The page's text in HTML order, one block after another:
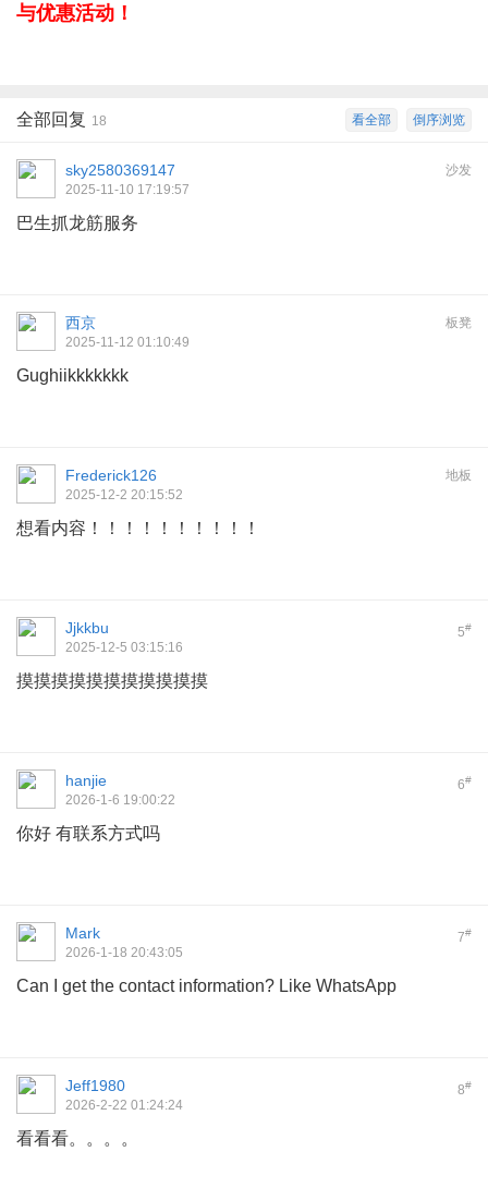
与优惠活动！
倒序浏览
看全部
全部回复 18
沙发
sky2580369147
2025-11-10 17:19:57
巴生抓龙筋服务
板凳
西京
2025-11-12 01:10:49
Gughiikkkkkkk
地板
Frederick126
2025-12-2 20:15:52
想看内容！！！！！！！！！！
5#
Jjkkbu
2025-12-5 03:15:16
摸摸摸摸摸摸摸摸摸摸摸
6#
hanjie
2026-1-6 19:00:22
你好 有联系方式吗
7#
Mark
2026-1-18 20:43:05
Can I get the contact information? Like WhatsApp
8#
Jeff1980
2026-2-22 01:24:24
看看看。。。。